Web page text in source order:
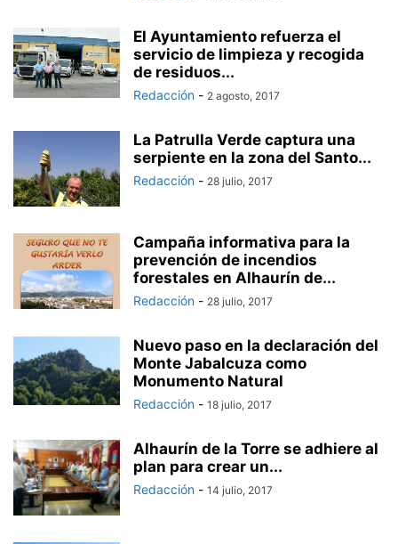
El Ayuntamiento refuerza el
servicio de limpieza y recogida
de residuos...
Redacción - 2 agosto, 2017
La Patrulla Verde captura una
serpiente en la zona del Santo...
Redacción - 28 julio, 2017
Campaña informativa para la
prevención de incendios
forestales en Alhaurín de...
Redacción - 28 julio, 2017
Nuevo paso en la declaración del
Monte Jabalcuza como
Monumento Natural
Redacción - 18 julio, 2017
Alhaurín de la Torre se adhiere al
plan para crear un...
Redacción - 14 julio, 2017